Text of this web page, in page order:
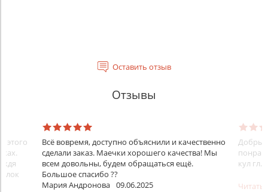
Оставить отзыв
Отзывы
этого
Всё вовремя, доступно объяснили и качественно
сделали заказ. Маечки хорошего качества! Мы
всем довольны, будем обращаться ещё.
Большое спасибо ??
Мария Андронова 09.06.2025
Добрый
кул гл.
Читать